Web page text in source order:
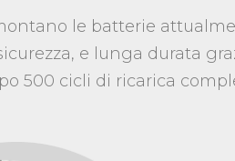
le batterie
e lunga durata
500 cicli di ricarica